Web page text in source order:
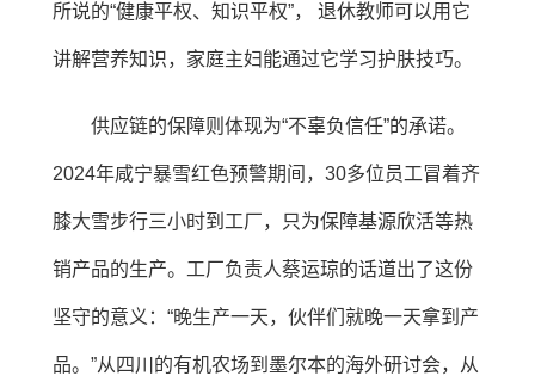
所说的“健康平权、知识平权”， 退休教师可以用它
讲解营养知识，家庭主妇能通过它学习护肤技巧。
供应链的保障则体现为“不辜负信任”的承诺。
2024年咸宁暴雪红色预警期间，30多位员工冒着齐
膝大雪步行三小时到工厂，只为保障基源欣活等热
销产品的生产。工厂负责人蔡运琼的话道出了这份
坚守的意义：“晚生产一天，伙伴们就晚一天拿到产
品。”从四川的有机农场到墨尔本的海外研讨会，从